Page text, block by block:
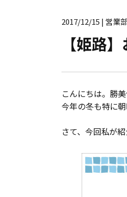
物件検索
会員登録
おすすめ分譲地
手間ひまかけた
KATSUMIの
2017/12/15 | 営業
【姫路
こんにちは。勝
今年の冬も特に
さて、今回私が